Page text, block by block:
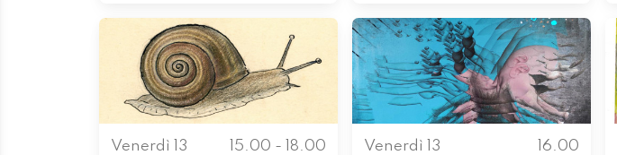
Venerdì 13
15.00 - 18.00
Venerdì 13
16.00